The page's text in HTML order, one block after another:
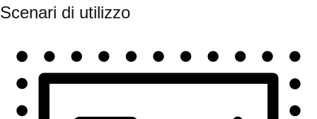
Scenari di utilizzo